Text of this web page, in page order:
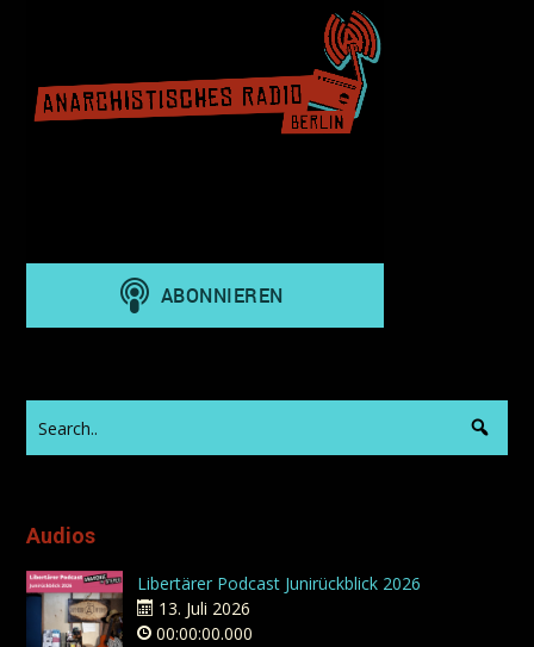
Audios
Libertärer Podcast Junirückblick 2026
13. Juli 2026
00:00:00.000